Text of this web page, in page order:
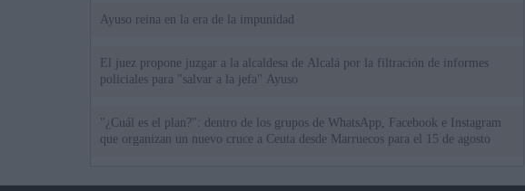
Ayuso reina en la era de la impunidad
El juez propone juzgar a la alcaldesa de Alcalá por la filtración de informes
policiales para "salvar a la jefa" Ayuso
"¿Cuál es el plan?": dentro de los grupos de WhatsApp, Facebook e Instagram
que organizan un nuevo cruce a Ceuta desde Marruecos para el 15 de agosto